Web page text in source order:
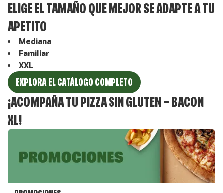
ELIGE EL TAMAÑO QUE MEJOR SE ADAPTE A TU
APETITO
Mediana
Familiar
XXL
EXPLORA EL CATÁLOGO COMPLETO
¡ACOMPAÑA TUPIZZA SIN GLUTEN – BACON
XL!